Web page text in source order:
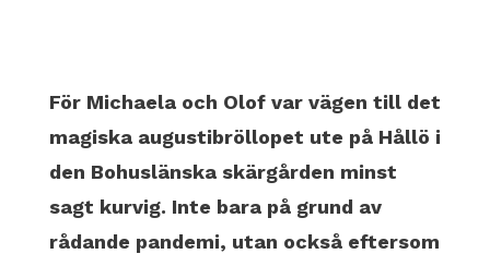
För Michaela och Olof var vägen till det
magiska augustibröllopet ute på Hållö i
den Bohuslänska skärgården minst
sagt kurvig. Inte bara på grund av
rådande pandemi, utan också eftersom